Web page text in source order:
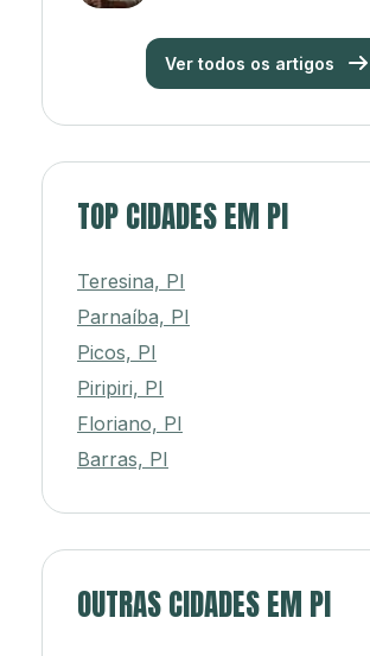
Ver todos os artigos
TOP CIDADES EM PI
Teresina, PI
Parnaíba, PI
Picos, PI
Piripiri, PI
Floriano, PI
Barras, PI
OUTRAS CIDADES EM PI